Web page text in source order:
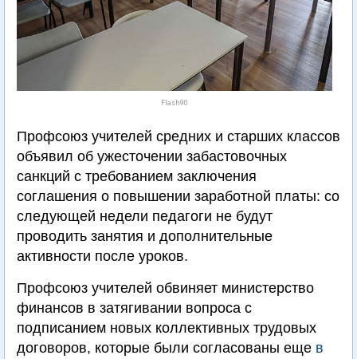
Flash90
Профсоюз учителей средних и старших классов
объявил об ужесточении забастовочных
санкций с требованием заключения
соглашения о повышении заработной платы: со
следующей недели педагоги не будут
проводить занятия и дополнительные
активности после уроков.
Профсоюз учителей обвиняет министерство
финансов в затягивании вопроса с
подписанием новых коллективных трудовых
договоров, которые были согласованы еще в